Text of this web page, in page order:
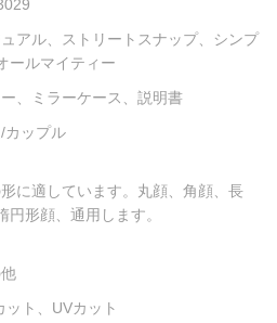
アル、ストリートスナップ、シンプ
ールマイティー
ー、ミラーケース、説明書
カップル
に適しています。丸顔、角顔、長
円形顔、通用します。
ット、UVカット